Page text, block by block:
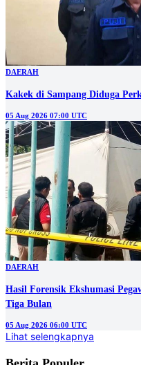
DAERAH
Kakek di Sampang Diduga
05 Aug 2026 07:00 UTC
DAERAH
Hasil Forensik Ekshumasi
Tiga Bulan
05 Aug 2026 06:00 UTC
Lihat selengkapnya